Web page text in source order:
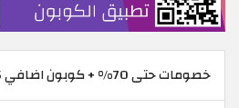
خصومات حتى 70% + كوبون اضافي 5%